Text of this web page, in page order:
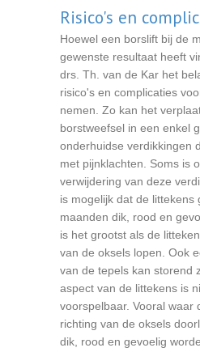
Risico's en
Hoewel een borslift bij de
gewenste resultaat heeft
drs. Th. van de Kar het
risico's en complicaties
nemen. Zo kan het
borstweefsel in een enkel
onderhuidse verdikkingen
met pijnklachten. Soms is
verwijdering van deze
is mogelijk dat de littekens
maanden dik, rood en
is het grootst als de
van de oksels lopen. Ook
van de tepels kan storend
aspect van de littekens is
voorspelbaar. Vooral waar
richting van de oksels
dik, rood en gevoelig